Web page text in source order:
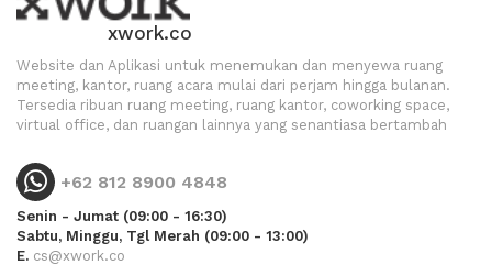
xwork.co
Website dan Aplikasi untuk menemukan dan menyewa ruang
meeting, kantor, ruang acara mulai dari perjam hingga bulanan.
Tersedia ribuan ruang meeting, ruang kantor, coworking space,
virtual office, dan ruangan lainnya yang senantiasa bertambah
+62 812 8900 4848
Senin - Jumat (09:00 - 16:30)
Sabtu, Minggu, Tgl Merah (09:00 - 13:00)
E. cs@xwork.co